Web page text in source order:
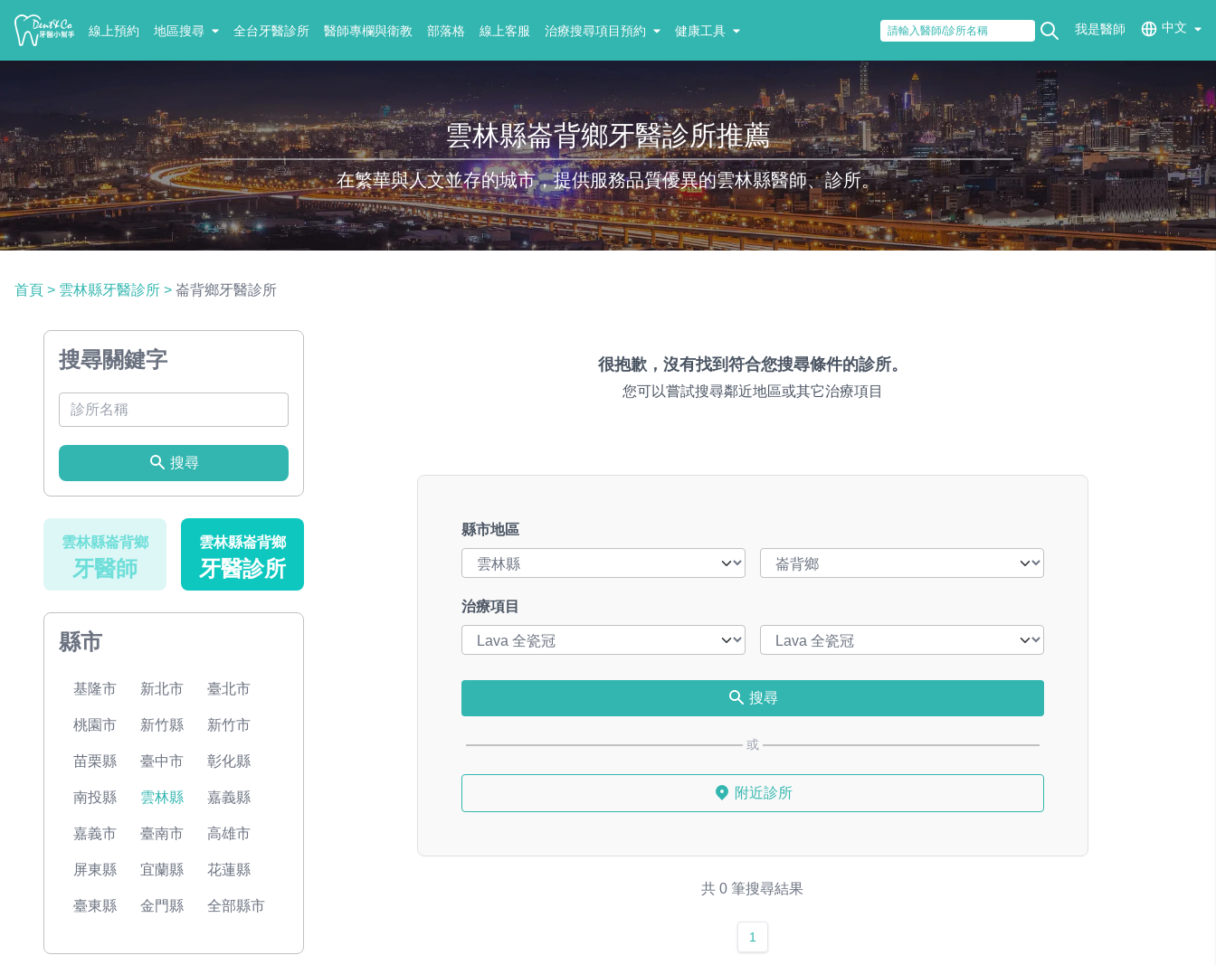
線上預約 地區搜尋 全台牙醫診所 醫師專欄與衛教 部落格 線上客服 治療搜尋項目預約 健康工具 我是醫師 中文
雲林縣崙背鄉牙醫診所推薦
在繁華與人文並存的城市，提供服務品質優異的雲林縣醫師、診所。
首頁 > 雲林縣牙醫診所 > 崙背鄉牙醫診所
搜尋關鍵字
搜尋
雲林縣崙背鄉
牙醫師
雲林縣崙背鄉
牙醫診所
縣市
基隆市 新北市 臺北市
桃園市 新竹縣 新竹市
苗栗縣 臺中市 彰化縣
南投縣 雲林縣 嘉義縣
嘉義市 臺南市 高雄市
屏東縣 宜蘭縣 花蓮縣
臺東縣 金門縣 全部縣市
很抱歉，沒有找到符合您搜尋條件的診所。
您可以嘗試搜尋鄰近地區或其它治療項目
縣市地區
治療項目
搜尋
或
附近診所
共 0 筆搜尋結果
1